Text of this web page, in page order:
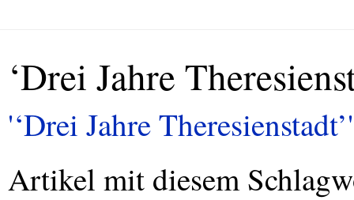
‘Drei Jahre
'‘Drei Jahre
Artikel mit diesem